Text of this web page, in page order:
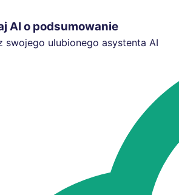
AI o podsumowanie
swojego ulubionego asystenta AI